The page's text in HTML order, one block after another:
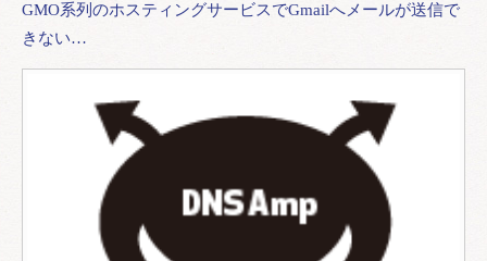
GMO系列のホスティングサービスでGmailへメールが送信で
きない…